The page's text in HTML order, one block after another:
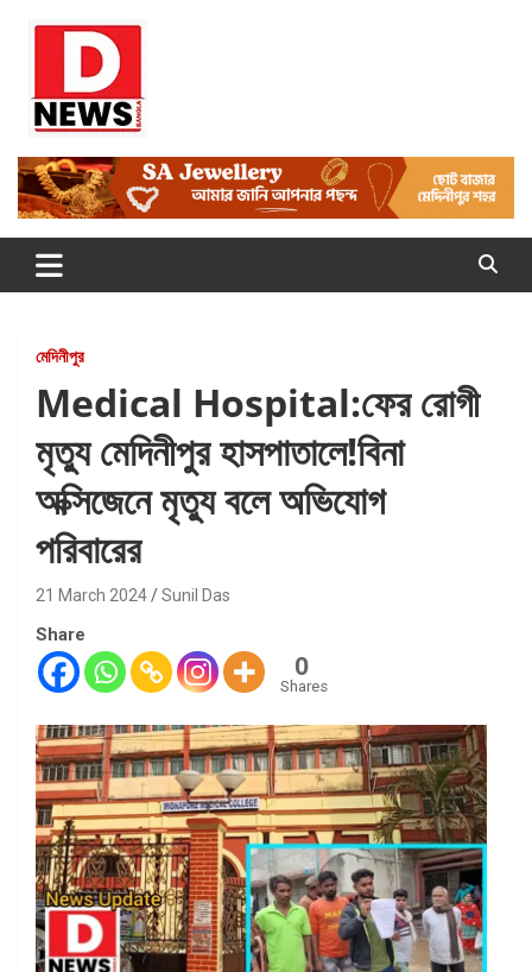
Dnews
#Medinipur24X7News
মেদিনীপুর
Medical Hospital:ফের রোগী
মৃত্যু মেদিনীপুর হাসপাতালে!বিনা
অক্সিজেনে মৃত্যু বলে অভিযোগ
পরিবারের
21 March 2024 Sunil Das
Share
0
Shares